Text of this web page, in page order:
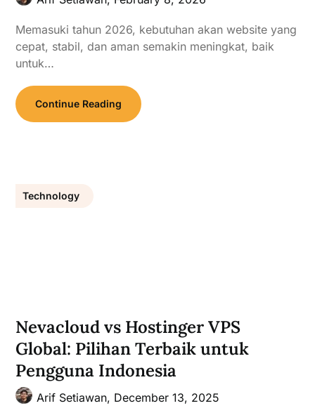
Memasuki tahun 2026, kebutuhan akan website yang
cepat, stabil, dan aman semakin meningkat, baik
untuk…
Continue Reading
Technology
Nevacloud vs Hostinger VPS
Global: Pilihan Terbaik untuk
Pengguna Indonesia
Arif Setiawan, December 13, 2025